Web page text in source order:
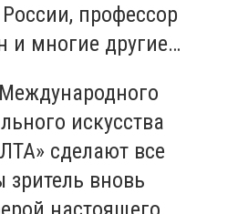
профессор
и многие другие…
искусства
сделают все
зритель вновь